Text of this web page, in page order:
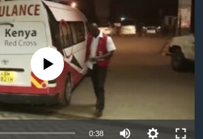
າວsource currently available
0:38